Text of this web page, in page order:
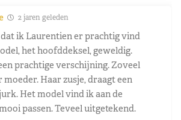
2 jaren geleden
ik Laurentien er prachtig vind
het hoofddeksel, geweldig.
prachtige verschijning. Zoveel
Haar zusje, draagt een
Het model vind ik aan de
passen. Teveel uitgetekend.